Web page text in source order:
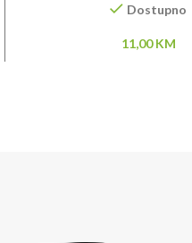
Dostupno
11,00KM